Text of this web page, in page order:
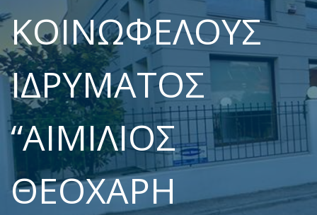
ΚΟΙΝΩΦΕΛΟΎΣ
ΙΔΡΎΜΑΤΟΣ
“ΑΙΜΊΛΙΟΣ
ΘΕΟΧΆΡΗ